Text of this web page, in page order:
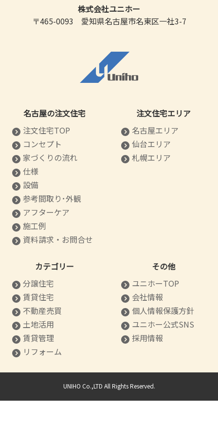
株式会社ユニホー
〒465-0093 愛知県名古屋市名東区一社3-7
名古屋の注文住宅
注文住宅TOP
コンセプト
家づくりの流れ
仕様
設備
参考間取り･外観
アフターケア
施工例
資料請求・お問合せ
注文住宅エリア
名古屋エリア
仙台エリア
札幌エリア
カテゴリー
分譲住宅
賃貸住宅
不動産売買
土地活用
賃貸管理
リフォーム
その他
ユニホーTOP
会社情報
個人情報保護方針
ユニホー公式SNS
採用情報
UNIHO Co.,LTD All Rights Reserved.